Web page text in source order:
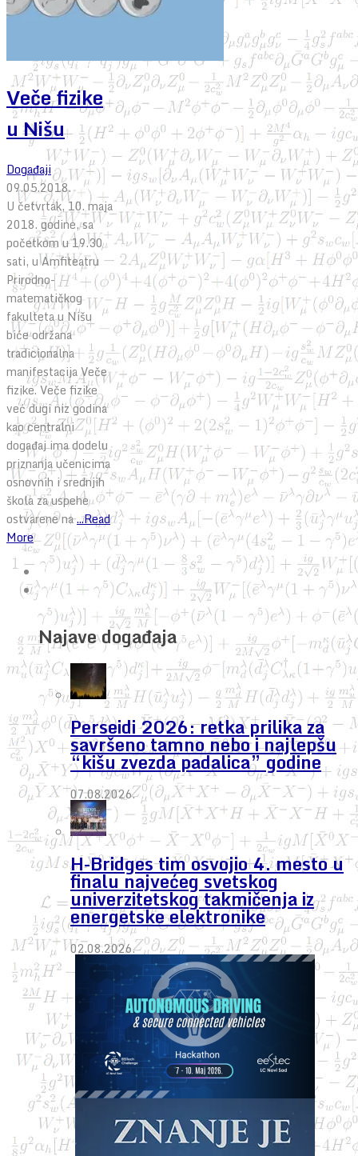
Veče fizike
u Nišu
Događaji
09.05.2018.
U četvrtak, 10. maja
2018. godine, sa
početkom u 19.30
sati, u Amfiteatru
Prirodno-
matematičkog
fakulteta u Nišu
biće održana
tradicionalna
manifestacija Veče
fizike. Veče fizike
već dugi niz godina
kao centralni
događaj ima dodelu
priznanja učenicima
osnovnih i srednjih
škola za uspehe
ostvarene na...Read
More
Najave događaja
Perseidi 2026: retka prilika za
savršeno tamno nebo i najlepšu
“kišu zvezda padalica” godine
07.08.2026.
H-Bridges tim osvojio 4. mesto u
finalu najvećeg svetskog
univerzitetskog takmičenja iz
energetske elektronike
02.08.2026.